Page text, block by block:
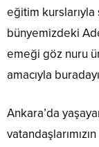
eğitim kurslarıyla
bünyemizdeki
emeği göz nuru
amacıyla
Ankara’da